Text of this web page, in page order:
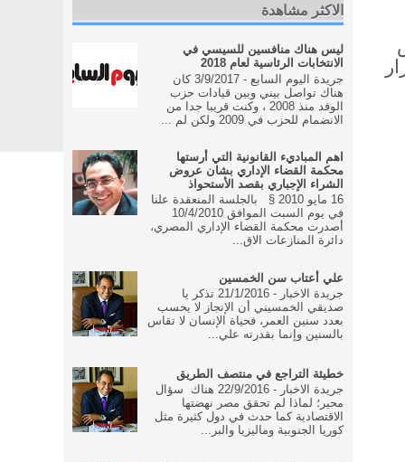
الاكثر مشاهدة
ليس هناك منافسين للسيسي في
الانتخابات الرئاسية لعام 2018
جريدة اليوم السابع - 3/9/2017 كان
هناك تواصل بيني وبين قيادات حزب
الوفد منذ 2008 ، وكنت قريبا جدا من
الانضمام للحزب في 2009 ولكن لم ...
اهم المباديء القانونية التي أرستها
محكمة القضاء الإداري بشان عروض
الشراء الإجباري بقصد الأستحواذ
16 مايو 2010 § بالجلسة المنعقدة علنا
في يوم السبت الموافق 10/4/2010
أصدرت محكمة القضاء الإداري المصري،
دائرة المنازعات الاق...
علي أعتاب سن الخمسين
جريدة الاخبار - 21/1/2016 تذكر يا
صديقي الخمسيني أن الإنجاز لا يحسب
بعدد سنين العمر، فحياة الإنسان لا تقاس
بالسنين وإنما بقدرته علي...
خطيئة التراجع في منتصف الطريق
جريدة الاخبار - 22/9/2016 هناك سؤال
محير؛ لماذا لم تحقق مصر نهضتها
الاقتصادية كما حدث في دول كثيرة مثل
كوريا الجنوبية وماليزيا والبر...